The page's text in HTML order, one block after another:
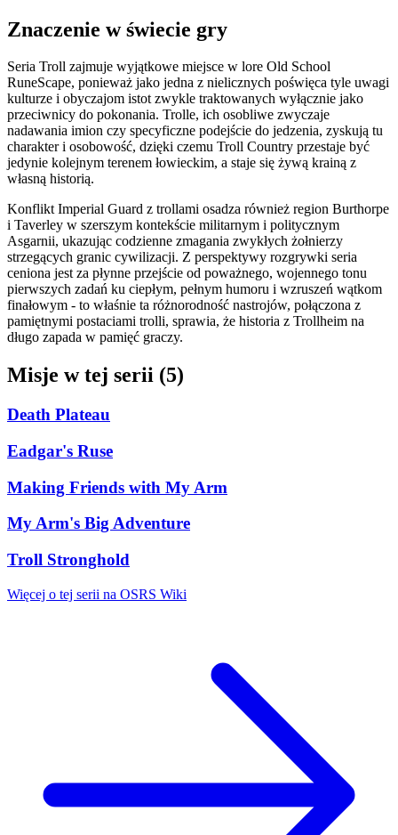
Znaczenie w świecie gry
Seria Troll zajmuje wyjątkowe miejsce w lore Old School
RuneScape, ponieważ jako jedna z nielicznych poświęca tyle uwagi
kulturze i obyczajom istot zwykle traktowanych wyłącznie jako
przeciwnicy do pokonania. Trolle, ich osobliwe zwyczaje
nadawania imion czy specyficzne podejście do jedzenia, zyskują tu
charakter i osobowość, dzięki czemu Troll Country przestaje być
jedynie kolejnym terenem łowieckim, a staje się żywą krainą z
własną historią.
Konflikt Imperial Guard z trollami osadza również region Burthorpe
i Taverley w szerszym kontekście militarnym i politycznym
Asgarnii, ukazując codzienne zmagania zwykłych żołnierzy
strzegących granic cywilizacji. Z perspektywy rozgrywki seria
ceniona jest za płynne przejście od poważnego, wojennego tonu
pierwszych zadań ku ciepłym, pełnym humoru i wzruszeń wątkom
finałowym - to właśnie ta różnorodność nastrojów, połączona z
pamiętnymi postaciami trolli, sprawia, że historia z Trollheim na
długo zapada w pamięć graczy.
Misje w tej serii (5)
Death Plateau
Eadgar's Ruse
Making Friends with My Arm
My Arm's Big Adventure
Troll Stronghold
Więcej o tej serii na OSRS Wiki